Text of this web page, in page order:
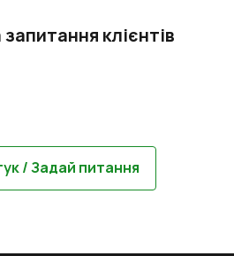
запитання клієнтів
/ Задай питання